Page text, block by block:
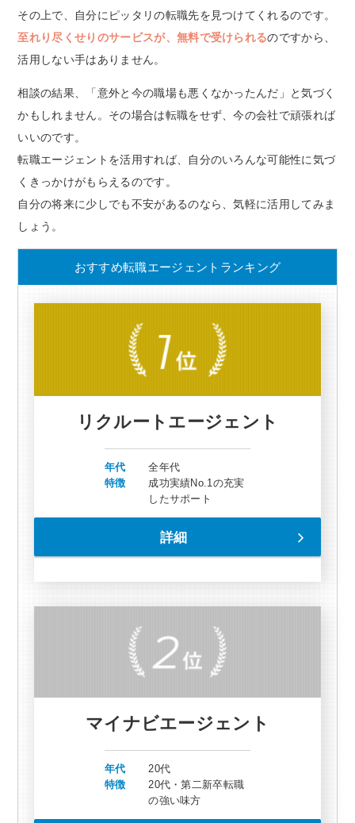
その上で、自分にピッタリの転職先を見つけてくれるのです。
至れり尽くせりのサービスが、無料で受けられるのですから、
活用しない手はありません。
相談の結果、「意外と今の職場も悪くなかったんだ」と気づく
かもしれません。その場合は転職をせず、今の会社で頑張れば
いいのです。
転職エージェントを活用すれば、自分のいろんな可能性に気づ
くきっかけがもらえるのです。
自分の将来に少しでも不安があるのなら、気軽に活用してみま
しょう。
おすすめ転職エージェントランキング
リクルートエージェント
年代
全年代
特徴
成功実績No.1の充実
したサポート
詳細
マイナビエージェント
年代
20代
特徴
20代・第二新卒転職
の強い味方